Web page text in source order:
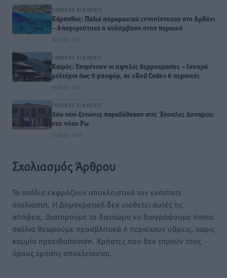
ΤΟΠΙΚΈΣ ΕΙΔΉΣΕΙΣ
Κάρπαθος: Παλιά πυρομαχικά εντοπίστηκαν στο Αρδάνι
– Απαγορεύτηκε η κολύμβηση στην περιοχή
09.08.26 · 11:53
ΤΟΠΙΚΈΣ ΕΙΔΉΣΕΙΣ
Καιρός: Επιμένουν οι υψηλές θερμοκρασίες – Ισχυρά
μελτέμια έως 9 μποφόρ, σε «Red Code» 6 περιοχές
09.08.26 · 10:31
ΤΟΠΙΚΈΣ ΕΙΔΉΣΕΙΣ
Δύο νέοι ξενώνες παραδόθηκαν στις Ένοπλες Δυνάμεις
στη νήσο Ρω
09.08.26 · 10:04
Σχολιασμός Άρθρου
Τα σχόλια εκφράζουν αποκλειστικά τον εκάστοτε
σχολιαστή. Η Δημοκρατική δεν υιοθετεί αυτές τις
απόψεις. Διατηρούμε το δικαίωμα να διαγράψουμε όποια
σχόλια θεωρούμε προσβλητικά ή περιέχουν ύβρεις, χωρίς
καμμία προειδοποίηση. Χρήστες που δεν τηρούν τους
όρους χρήσης αποκλείονται.